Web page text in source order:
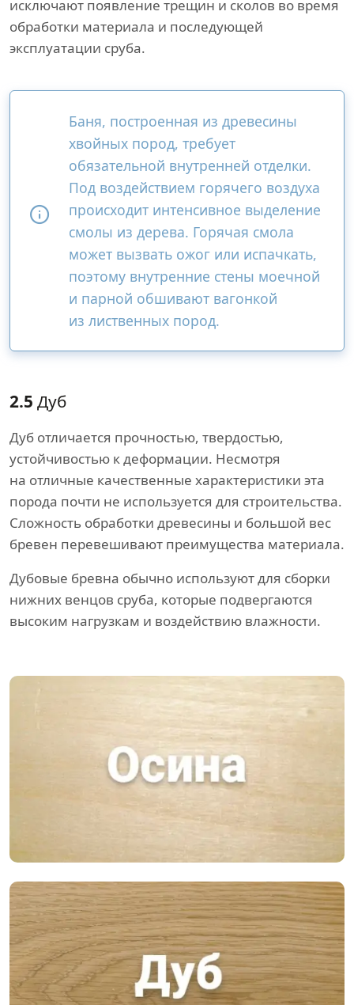
исключают появление трещин и сколов во время
обработки материала и последующей
эксплуатации сруба.
Баня, построенная из древесины
хвойных пород, требует
обязательной внутренней отделки.
Под воздействием горячего воздуха
происходит интенсивное выделение
смолы из дерева. Горячая смола
может вызвать ожог или испачкать,
поэтому внутренние стены моечной
и парной обшивают вагонкой
из лиственных пород.
2.5 Дуб
Дуб отличается прочностью, твердостью,
устойчивостью к деформации. Несмотря
на отличные качественные характеристики эта
порода почти не используется для строительства.
Сложность обработки древесины и большой вес
бревен перевешивают преимущества материала.
Дубовые бревна обычно используют для сборки
нижних венцов сруба, которые подвергаются
высоким нагрузкам и воздействию влажности.